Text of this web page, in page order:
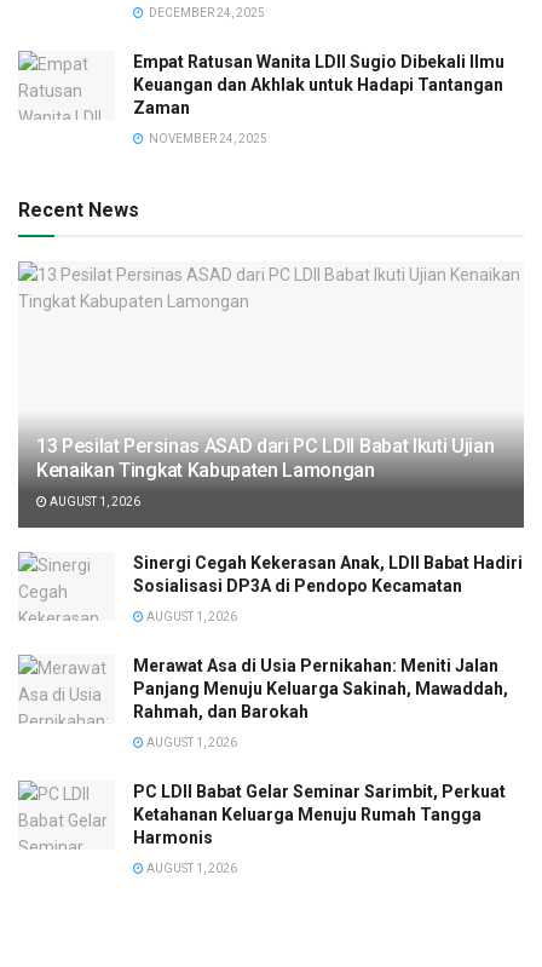
DECEMBER 24, 2025
Empat Ratusan Wanita LDII Sugio Dibekali Ilmu
Keuangan dan Akhlak untuk Hadapi Tantangan
Zaman
NOVEMBER 24, 2025
Recent News
13 Pesilat Persinas ASAD dari PC LDII Babat Ikuti Ujian
Kenaikan Tingkat Kabupaten Lamongan
AUGUST 1, 2026
Sinergi Cegah Kekerasan Anak, LDII Babat Hadiri
Sosialisasi DP3A di Pendopo Kecamatan
AUGUST 1, 2026
Merawat Asa di Usia Pernikahan: Meniti Jalan
Panjang Menuju Keluarga Sakinah, Mawaddah,
Rahmah, dan Barokah
AUGUST 1, 2026
PC LDII Babat Gelar Seminar Sarimbit, Perkuat
Ketahanan Keluarga Menuju Rumah Tangga
Harmonis
AUGUST 1, 2026